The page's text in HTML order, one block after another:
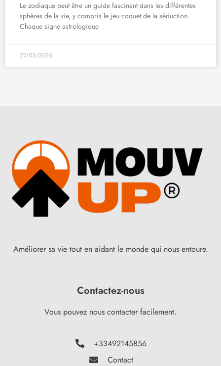
Le zodiaque peut être un guide fascinant dans les différentes
sphères de la vie, y compris le jeu coquet de la séduction.
Chaque signe astrologique
27/03/2025
Améliorer sa vie tout en aidant le monde qui nous entoure.
Contactez-nous
Vous pouvez nous contacter facilement.
+33492145856
Contact